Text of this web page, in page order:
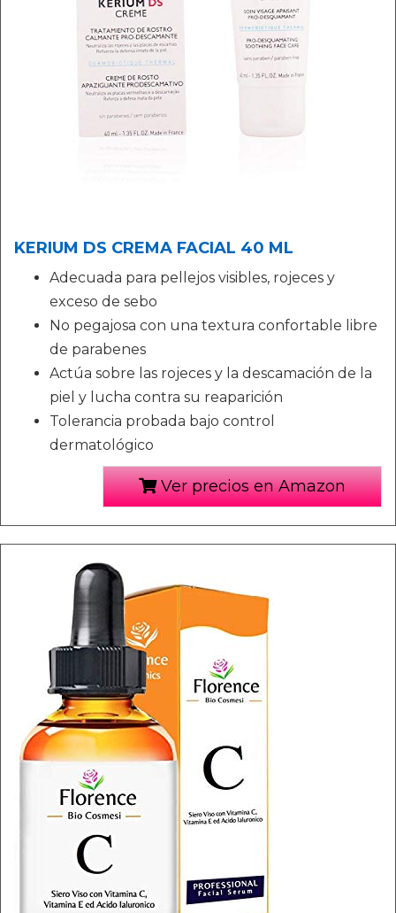
KERIUM DS CREMA FACIAL 40 ML
Adecuada para pellejos visibles, rojeces y
exceso de sebo
No pegajosa con una textura confortable libre
de parabenes
Actúa sobre las rojeces y la descamación de la
piel y lucha contra su reaparición
Tolerancia probada bajo control
dermatológico
Ver precios en Amazon